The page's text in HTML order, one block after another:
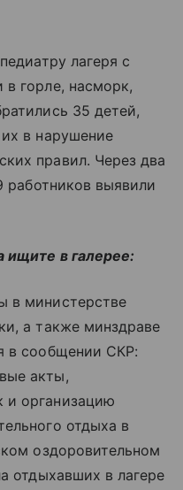
лагеря с
горле, насморк,
35 детей,
в нарушение
правил. Через два
выявили
ищите в галерее:
в министерстве
а также минздраве
в сообщении СКР:
акты,
и организацию
отдыха в
оздоровительном
отдыхавших в лагере